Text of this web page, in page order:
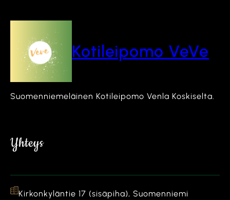
Kotileipomo VeVe
Suomenniemeläinen Kotileipomo Venla Koskiselta.
Yhteys
Kirkonkyläntie 17 (sisäpiha), Suomenniemi